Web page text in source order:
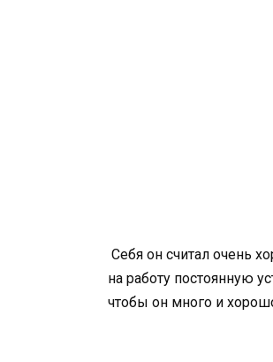
Себя он считал очень
на работу постоянную
чтобы он много и